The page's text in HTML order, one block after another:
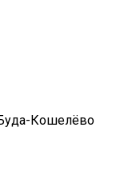
Кошелёво